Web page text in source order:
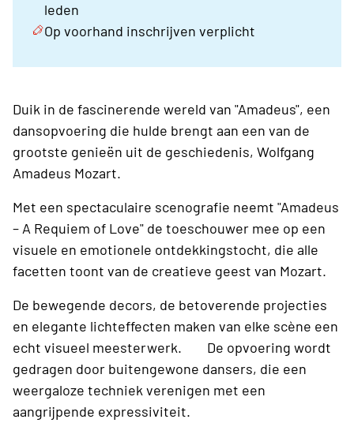
leden
Op voorhand inschrijven verplicht
Duik in de fascinerende wereld van "Amadeus", een
dansopvoering die hulde brengt aan een van de
grootste genieën uit de geschiedenis, Wolfgang
Amadeus Mozart.
Met een spectaculaire scenografie neemt "Amadeus
– A Requiem of Love" de toeschouwer mee op een
visuele en emotionele ontdekkingstocht, die alle
facetten toont van de creatieve geest van Mozart.
De bewegende decors, de betoverende projecties
en elegante lichteffecten maken van elke scène een
echt visueel meesterwerk. De opvoering wordt
gedragen door buitengewone dansers, die een
weergaloze techniek verenigen met een
aangrijpende expressiviteit.